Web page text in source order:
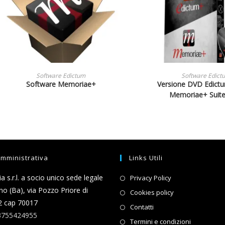
LEGGI TUTTO
Software Edictum
Software Memoriae+
LEGGI
Software
Versione DVD
Memoriae+
s.r.l. a socio unico sede legale
(Ba), via Pozzo Priore di
cap 70017
Links Utili
Privacy Policy
Cookies policy
Contatti
Termini e condizioni